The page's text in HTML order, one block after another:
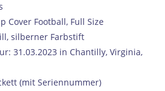
Cover Football, Full Size
silberner Farbstift
31.03.2023 in Chantilly, Virginia,
(mit Seriennummer)